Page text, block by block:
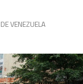
VENEZUELA